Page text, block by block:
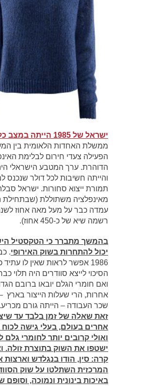
ישראל של 1985 הייתה במצב כלכלי קש
ממשלת האחדות הלאומית בין
הפעילה צעדי חירום לבלימת
הדוהרת. ערך המטבע הישראלי
והייתה חשיבות לכל דולר שנכנס
תמורת ייצוא סחורות. ישראל
מאינפלציה משתוללת (שבתחילת
רשמה שיא של כ-450 אחוז).
בהמשך מתברר כי הטקסטיל
יכול להתחרות בשוק האירופי.
1986 אפשר לראות שאין לו
הסיכוי לייצא סוודרים היה תלוי
ואם חומרי הגלם יובאו ברובם
אחרות, הרי שעלות הייצור בארץ
שכר העבודה – הייתה גורם מכריע.
זאת שאלה של זמן בלבד עד
אחרים בעולם, בעלי גישה לכוח
ואולי קרובים יותר לחומרי גלם
ישטפו את השוק בתוצרת זולה.
קרה: סין, הודו בנגלדש וארצות
המרכזית השתלטו על שוק
באיכות בינונית ונמוכה, וסופם